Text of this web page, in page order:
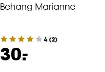
Behang Marianne
4(2)
30.
-